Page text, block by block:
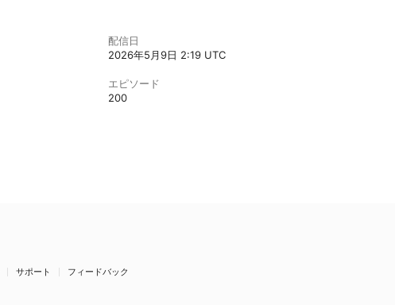
配信日
2026年5月9日 2:19 UTC
エピソード
200
サポート フィードバック